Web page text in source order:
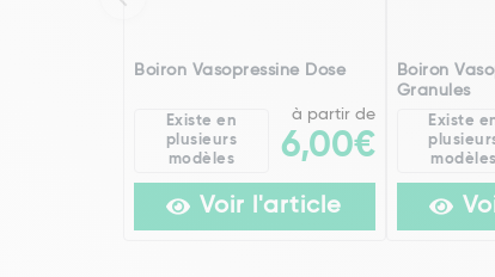
Boiron Vasopressine Dose
Existe en
plusieurs
modèles
à partir de
6,00€
Voir l'article
Boiron
Granules
Existe
modèles